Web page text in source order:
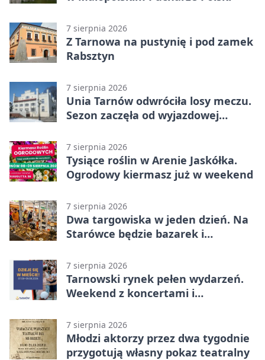
7 sierpnia 2026
Z Tarnowa na pustynię i pod zamek
Rabsztyn
7 sierpnia 2026
Unia Tarnów odwróciła losy meczu.
Sezon zaczęła od wyjazdowej
7 sierpnia 2026
Tysiące roślin w Arenie Jaskółka.
Ogrodowy kiermasz już w weekend
7 sierpnia 2026
Dwa targowiska w jeden dzień. Na
Starówce będzie bazarek i
7 sierpnia 2026
Tarnowski rynek pełen wydarzeń.
Weekend z koncertami i
7 sierpnia 2026
Młodzi aktorzy przez dwa tygodnie
przygotują własny pokaz teatralny